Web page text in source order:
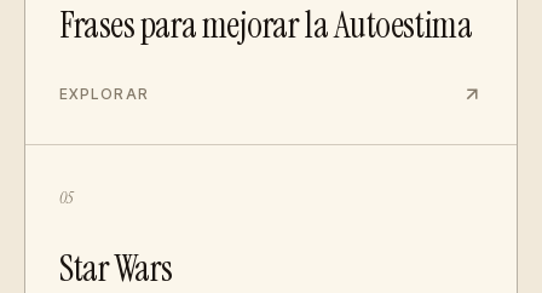
Frases para mejorar la Autoestima
EXPLORAR
05
Star Wars